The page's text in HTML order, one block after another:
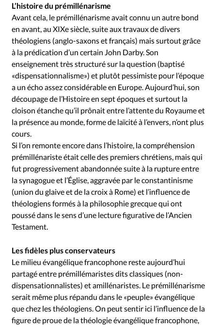
L’histoire du prémillénarisme
Avant cela, le prémillénarisme avait connu un autre bond
en avant, au XIXe siècle, suite aux travaux de divers
théologiens (anglo-saxons et français) mais surtout grâce
à la prédication d’un certain John Darby. Son
enseignement très structuré sur la question (baptisé
«dispensationnalisme») et plutôt pessimiste pour l’époque
a un écho assez considérable en Europe. Aujourd’hui, son
découpage de l’Histoire en sept époques et surtout la
cloison étanche qu’il prônait entre l’attente du Royaume et
la présence au monde, forme de laïcité à l’envers, n’ont plus
cours.
Si l’on remonte encore dans l’histoire, la compréhension
prémillénariste était celle des premiers chrétiens, mais qui
fut progressivement abandonnée suite à la rupture entre
la synagogue et l’Église, aggravée par le constantinisme
(union du glaive et de la croix à Rome) et l’influence de
théologiens formés à la philosophie grecque qui ont
poussé dans le sens d’une lecture figurative de l’Ancien
Testament.
Les fidèles plus conservateurs
Le milieu évangélique francophone reste aujourd’hui
partagé entre prémillémaristes dits classiques (non-
dispensationnalistes) et amillénaristes. Le prémillénarisme
serait même plus répandu dans le «peuple» évangélique
que chez les théologiens. On peut sentir ici l’influence de la
figure de proue de la théologie évangélique francophone,